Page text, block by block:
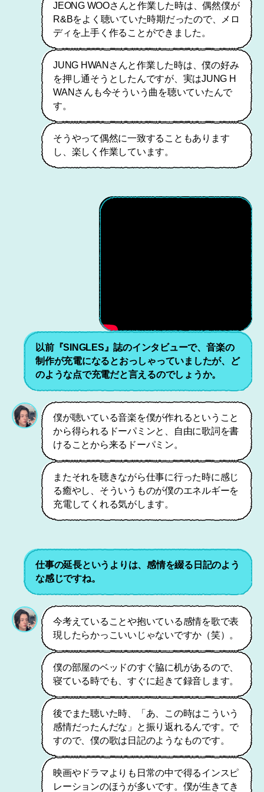
JEONG WOOさんと作業した時は、偶然僕が
R&Bをよく聴いていた時期だったので、メロ
ディを上手く作ることができました。
JUNG HWANさんと作業した時は、僕の好み
を押し通そうとしたんですが、実はJUNG H
WANさんも今そういう曲を聴いていたんで
す。
そうやって偶然に一致することもあります
し、楽しく作業しています。
以前『SINGLES』誌のインタビューで、音楽の
制作が充電になるとおっしゃっていましたが、ど
のような点で充電だと言えるのでしょうか。
僕が聴いている音楽を僕が作れるということ
から得られるドーパミンと、自由に歌詞を書
けることから来るドーパミン。
またそれを聴きながら仕事に行った時に感じ
る癒やし、そういうものが僕のエネルギーを
充電してくれる気がします。
仕事の延長というよりは、感情を綴る日記のよう
な感じですね。
今考えていることや抱いている感情を歌で表
現したらかっこいいじゃないですか（笑）。
僕の部屋のベッドのすぐ脇に机があるので、
寝ている時でも、すぐに起きて録音します。
後でまた聴いた時、「あ、この時はこういう
感情だったんだな」と振り返れるんです。で
すので、僕の歌は日記のようなものです。
映画やドラマよりも日常の中で得るインスピ
レーションのほうが多いです。僕が生きてき